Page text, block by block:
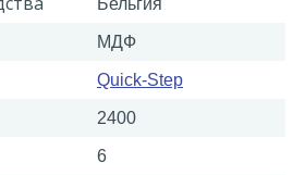
Бельгия
МДФ
Quick-Step
2400
6